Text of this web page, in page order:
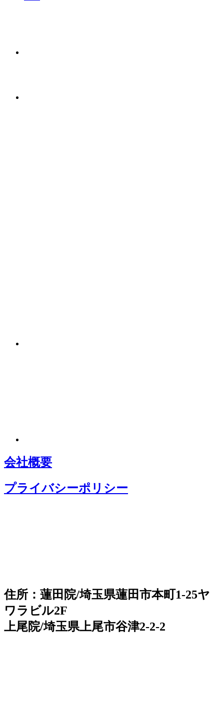
会社概要
プライバシーポリシー
住所：蓮田院/埼玉県蓮田市本町1-25ヤ
ワラビル2F
上尾院/埼玉県上尾市谷津2-2-2